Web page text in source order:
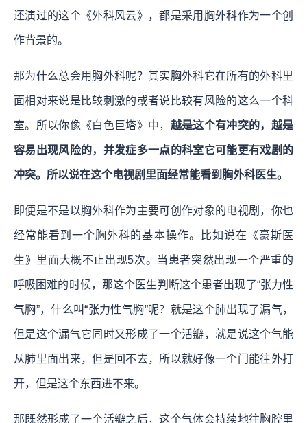
还演过的这个《外科风云》，都是采用胸外科作为一个创
作背景的。
那为什么总会用胸外科呢？其实胸外科它在所有的外科里
面相对来说是比较刺激的或者说比较有风险的这么一个科
室。所以你像《白色巨塔》中， 越是这个有冲突的，越是
容易出现风险的，并发症多一点的科室它可能更有戏剧的
冲突。所以说在这个电视剧里面经常能看到胸外科医生。
即便是不是以胸外科作为主要可创作对象的电视剧，你也
经常能看到一个胸外科的基本操作。比如说在《豪斯医
生》里面大概不止出现5次。当患者突然出现一个严重的
呼吸困难的时候，那这个医生判断这个患者出现了“张力性
气胸”，什么叫“张力性气胸”呢？就是这个肺出现了漏气，
但是这个漏气它同时又形成了一个活瓣，就是说这个气能
从肺里面出来，但是回不去，所以就好像一个门能往外打
开，但是这个东西进不来。
那既然形成了一个活瓣之后，这个气体会持续地往胸腔里